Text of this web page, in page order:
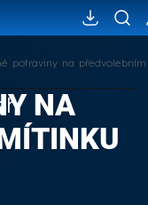
potraviny na
NA